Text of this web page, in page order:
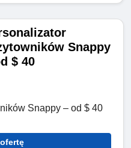
Snappy
$ 40
Snappy – od $ 40